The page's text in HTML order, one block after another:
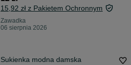
15,92 zł z Pakietem Ochronnym
Zawadka
06 sierpnia 2026
Sukienka modna damska